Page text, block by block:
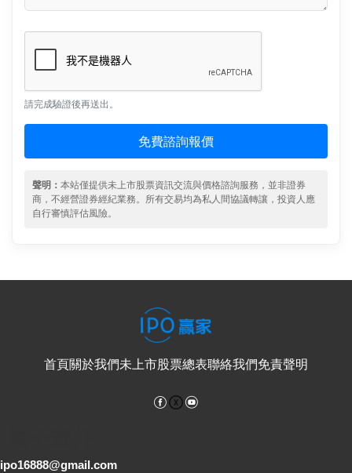
請完成驗證後再送出。
免費諮詢報價
聲明： 本站僅提供未上市股票資訊交流與價格諮詢服務，並非證券
商，不經營證券經紀業務。所有交易均為私人間協議轉讓，投資人應
自行審慎評估風險。
首頁關於我們未上市股票總表聯絡我們免責聲明
Facebook
ipo16888@gmail.com